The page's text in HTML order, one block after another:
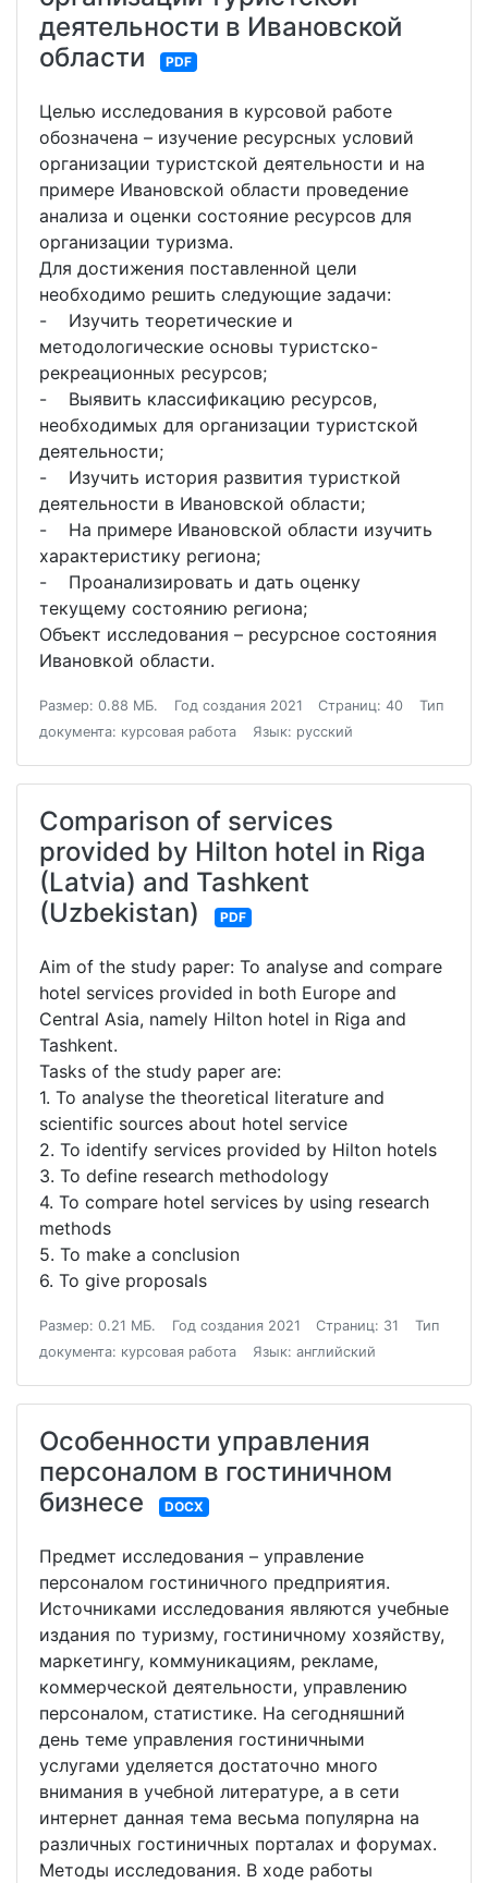
деятельности в Ивановской
области
PDF
Целью исследования в курсовой работе
обозначена – изучение ресурсных условий
организации туристской деятельности и на
примере Ивановской области проведение
анализа и оценки состояние ресурсов для
организации туризма.
Для достижения поставленной цели
необходимо решить следующие задачи:
- Изучить теоретические и
методологические основы туристско-
рекреационных ресурсов;
- Выявить классификацию ресурсов,
необходимых для организации туристской
деятельности;
- Изучить история развития туристкой
деятельности в Ивановской области;
- На примере Ивановской области изучить
характеристику региона;
- Проанализировать и дать оценку
текущему состоянию региона;
Объект исследования – ресурсное состояния
Ивановкой области.
Размер: 0.88 МБ. Год создания 2021 Страниц: 40
Тип
документа: курсовая работа
Язык: русский
Comparison of services
provided by Hilton hotel in Riga
(Latvia) and Tashkent
(Uzbekistan)
PDF
Aim of the study paper: To analyse and compare
hotel services provided in both Europe and
Central Asia, namely Hilton hotel in Riga and
Tashkent.
Tasks of the study paper are:
1. To analyse the theoretical literature and
scientific sources about hotel service
2. To identify services provided by Hilton hotels
3. To define research methodology
4. To compare hotel services by using research
methods
5. To make a conclusion
6. To give proposals
Размер: 0.21 МБ. Год создания 2021 Страниц: 31
Тип
документа: курсовая работа
Язык: английский
Особенности управления
персоналом в гостиничном
бизнесе
DOCX
Предмет исследования – управление
персоналом гостиничного предприятия.
Источниками исследования являются учебные
издания по туризму, гостиничному хозяйству,
маркетингу, коммуникациям, рекламе,
коммерческой деятельности, управлению
персоналом, статистике. На сегодняшний
день теме управления гостиничными
услугами уделяется достаточно много
внимания в учебной литературе, а в сети
интернет данная тема весьма популярна на
различных гостиничных порталах и форумах.
Методы исследования. В ходе работы